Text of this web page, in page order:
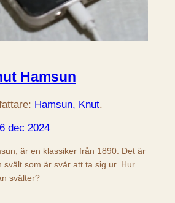
Hamsun
Hamsun, Knut.
dec 2024
är en klassiker från 1890. Det är
svält som är svår att ta sig ur. Hur
svälter?